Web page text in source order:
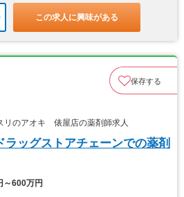
この求人に興味がある
保存する
のアオキ 俵屋店の薬剤師求人
ラッグストアチェーンでの薬剤
～600万円